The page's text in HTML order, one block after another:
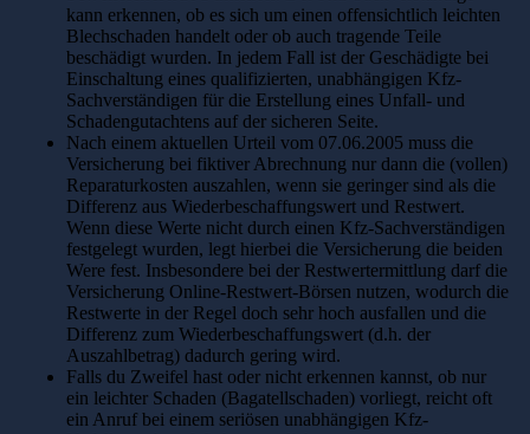
kann erkennen, ob es sich um einen offensichtlich leichten
Blechschaden handelt oder ob auch tragende Teile
beschädigt wurden. In jedem Fall ist der Geschädigte bei
Einschaltung eines qualifizierten, unabhängigen Kfz-
Sachverständigen für die Erstellung eines Unfall- und
Schadengutachtens auf der sicheren Seite.
Nach einem aktuellen Urteil vom 07.06.2005 muss die
Versicherung bei fiktiver Abrechnung nur dann die (vollen)
Reparaturkosten auszahlen, wenn sie geringer sind als die
Differenz aus Wiederbeschaffungswert und Restwert.
Wenn diese Werte nicht durch einen Kfz-Sachverständigen
festgelegt wurden, legt hierbei die Versicherung die beiden
Were fest. Insbesondere bei der Restwertermittlung darf die
Versicherung Online-Restwert-Börsen nutzen, wodurch die
Restwerte in der Regel doch sehr hoch ausfallen und die
Differenz zum Wiederbeschaffungswert (d.h. der
Auszahlbetrag) dadurch gering wird.
Falls du Zweifel hast oder nicht erkennen kannst, ob nur
ein leichter Schaden (Bagatellschaden) vorliegt, reicht oft
ein Anruf bei einem seriösen unabhängigen Kfz-